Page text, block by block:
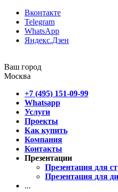
Вконтакте
Telegram
WhatsApp
Яндекс.Дзен
Ваш город
Москва
+7 (495) 151-09-99
Whatsapp
Услуги
Проекты
Как купить
Компания
Контакты
Презентации
Презентация для
Презентация для
...